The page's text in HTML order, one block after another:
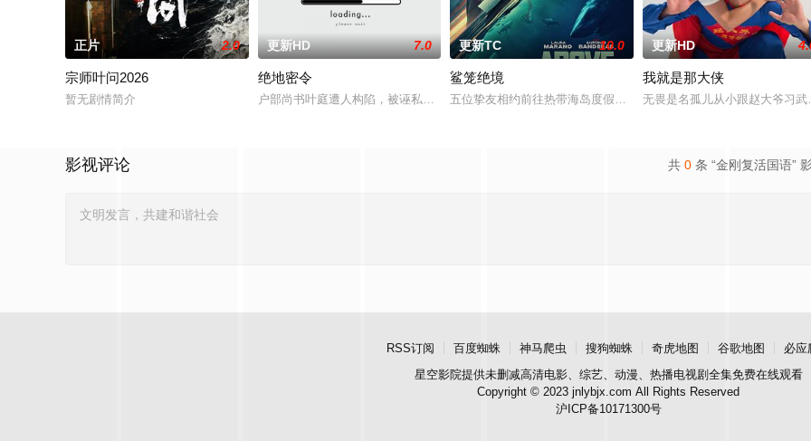
正片 2.0
宗师叶问2026
暂无剧情简介
更新HD 7.0
绝地密令
户部尚书叶庭遭人构陷，被诬私贪国库银两，身陷囹圄在即，叶庭急召其子叶护相见。叶护心知父亲蒙冤
更新TC 10.0
鲨笼绝境
五位挚友相约前往热带海岛度假，计划在碧蓝海域中体验刺激的鲨鱼
更新HD
我就是那大侠
无畏是名孤儿从小跟赵大爷习
共 0 条 “金刚复活国语”
影视评论
RSS订阅 百度蜘蛛 神马爬虫 搜狗蜘蛛 奇虎地图 谷歌地图
必应
星空影院提供未删减高清电影、综艺、动漫、热播电视剧全集免费在线观看
Copyright © 2023 jnlybjx.com All Rights Reserved
沪ICP备10171300号